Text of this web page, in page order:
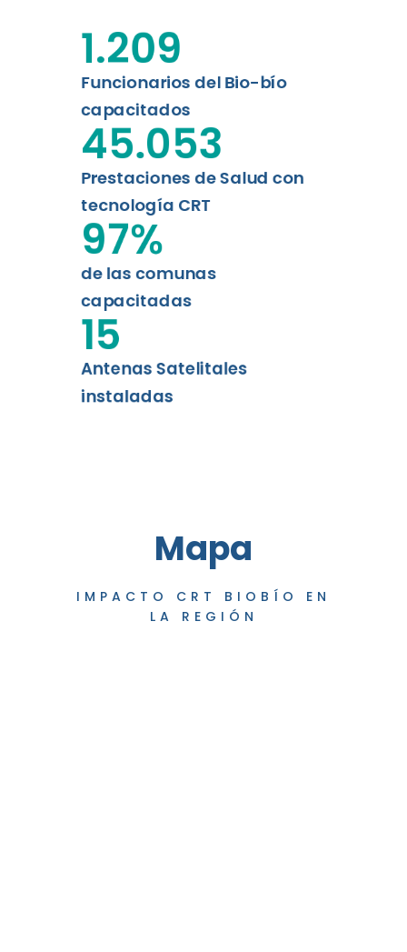
Funcionarios del Bio-bío
capacitados
1.209
Prestaciones de Salud con
tecnología CRT
45.053
de las comunas
capacitadas
97%
Antenas Satelitales
instaladas
15
Mapa
IMPACTO CRT BIOBÍO EN
LA REGIÓN